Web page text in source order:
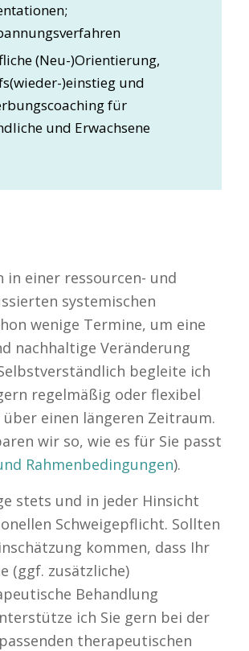
(Neu-)Orientierung,
)einstieg und
für
und Erwachsene
in einer ressourcen- und
systemischen
wenige Termine, um eine
nachhaltige Veränderung
begleite ich
regelmäßig oder flexibel
über einen längeren Zeitraum.
wir so, wie es für Sie passt
Rahmenbedingungen).
stets und in jeder Hinsicht
Schweigepflicht. Sollten
kommen, dass Ihr
(ggf. zusätzliche)
Behandlung
ich Sie gern bei der
therapeutischen